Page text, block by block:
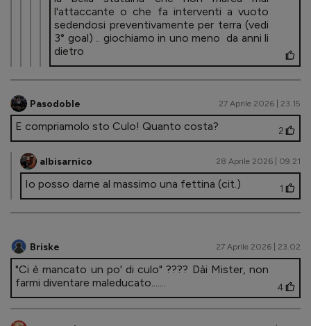
l'attaccante o che fa interventi a vuoto
sedendosi preventivamente per terra (vedi
3° goal) .. giochiamo in uno meno da anni li
dietro
Pasodoble 27 Aprile 2026 | 23.15
E compriamolo sto Culo! Quanto costa? 2
albisarnico 28 Aprile 2026 | 09.21
Io posso darne al massimo una fettina (cit.) 1
Briske 27 Aprile 2026 | 23.02
"Ci è mancato un po' di culo" ???? Dài Mister, non
farmi diventare maleducato.......
4